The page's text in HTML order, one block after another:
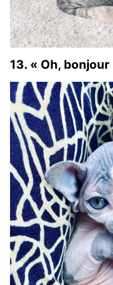
13. « Oh,